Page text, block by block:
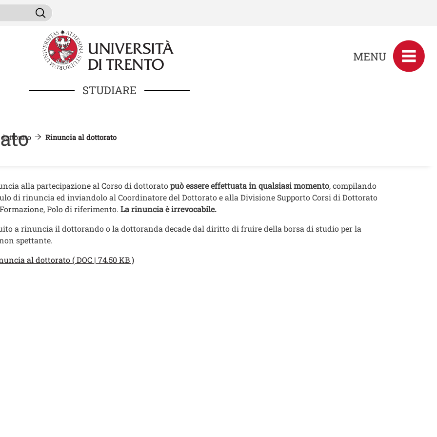
da cercare
Cerca
STUDIARE
MENU
Rinuncia al dottorato
alla partecipazione al Corso di dottoratopuò essere effettuata in qualsiasi momento, compilando
di rinuncia ed inviandolo al Coordinatore del Dottorato e alla Divisione Supporto Corsi di Dottorato
Polo di riferimento. La rinuncia è irrevocabile.
a rinuncia il dottorando o la dottoranda decade dal diritto di fruire della borsa di studio per la
spettante.
al dottorato ( DOC | 74.50 KB )